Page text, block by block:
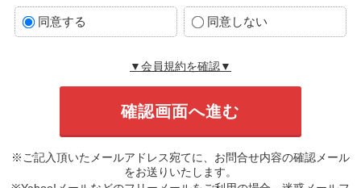
同意する 同意しない
▼会員規約を確認▼
※ご記入頂いたメールアドレス宛てに、お問合せ内容の確認メール
をお送りいたします。